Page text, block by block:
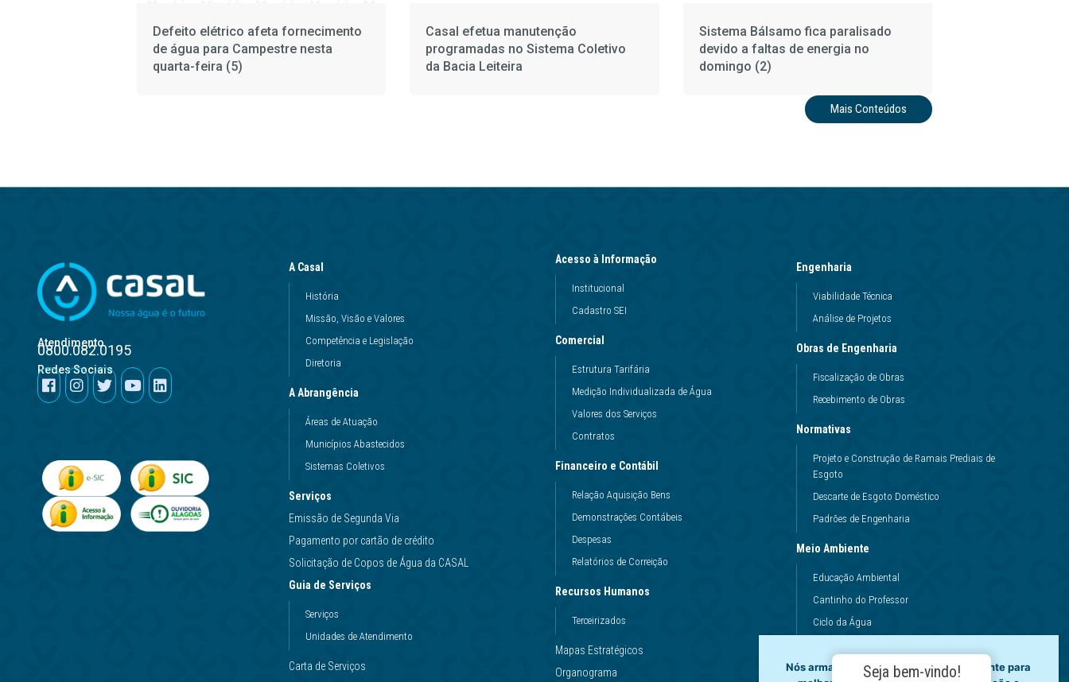
Defeito elétrico afeta fornecimento
de água para Campestre nesta
quarta-feira (5)
Casal efetua manutenção
programadas no Sistema Coletivo
da Bacia Leiteira
Sistema Bálsamo fica paralisado
devido a faltas de energia no
domingo (2)
Mais Conteúdos
Atendimento
0800.082.0195
Redes Sociais
A Casal
História
Missão, Visão e Valores
Competência e Legislação
Diretoria
A Abrangência
Áreas de Atuação
Municípios Abastecidos
Sistemas Coletivos
Serviços
Emissão de Segunda Via
Pagamento por cartão de crédito
Solicitação de Copos de Água da CASAL
Guia de Serviços
Serviços
Unidades de Atendimento
Carta de Serviços
Acesso à Informação
Institucional
Cadastro SEI
Comercial
Estrutura Tarifária
Medição Individualizada de Água
Valores dos Serviços
Contratos
Financeiro e Contábil
Relação Aquisição Bens
Demonstrações Contábeis
Despesas
Relatórios de Correição
Recursos Humanos
Terceirizados
Mapas Estratégicos
Organograma
Engenharia
Viabilidade Técnica
Análise de Projetos
Obras de Engenharia
Fiscalização de Obras
Recebimento de Obras
Normativas
Projeto e Construção de Ramais Prediais de
Esgoto
Descarte de Esgoto Doméstico
Padrões de Engenharia
Meio Ambiente
Educação Ambiental
Cantinho do Professor
Ciclo da Água
Dinâmicas da Escola
Nós armazenamos dados temporariamente para
Seja bem-vindo!